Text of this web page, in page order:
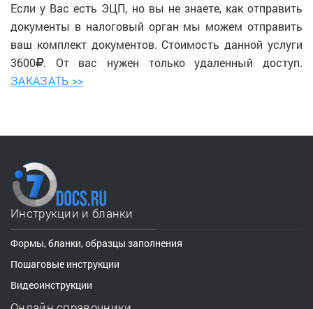
Если у Вас есть ЭЦП, но вы не знаете, как отправить
документы в налоговый орган мы можем отправить
ваш комплект документов. Стоимость данной услуги
3600 . От вас нужен только удаленный доступ.
ЗАКАЗАТЬ >>
Инструкции и бланки
Формы, бланки, образцы заполнения
Пошаговые инструкции
Видеоинструкции